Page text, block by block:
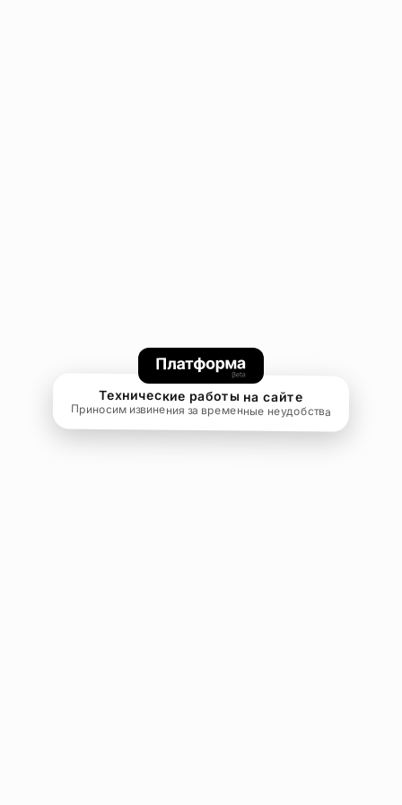
Технические работы на сайте
Приносим извинения за временные неудобства